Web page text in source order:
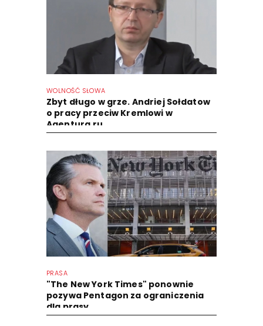
WOLNOŚĆ SŁOWA
Zbyt długo w grze. Andriej Sołdatow
o pracy przeciw Kremlowi w
Agentura.ru
PRASA
"The New York Times" ponownie
pozywa Pentagon za ograniczenia
dla prasy